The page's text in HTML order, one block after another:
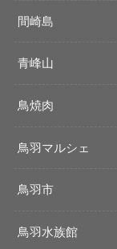
間崎島
青峰山
鳥焼肉
鳥羽マルシェ
鳥羽市
鳥羽水族館